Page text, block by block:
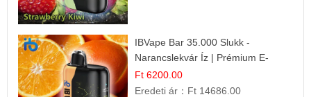
IBVape Bar 35.000 Slukk -
Narancslekvár Íz | Prémium E-
cigaretta
Ft 6200.00
Eredeti ár： Ft 14686.00